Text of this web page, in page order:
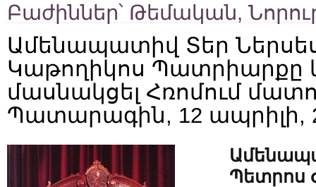
Բաժիններ՝ Թեմական,
Ամենապատիվ Տեր
Կաթողիկոս Պատրիարքը
մասնակցել Հռոմում
Պատարագին, 12 ապրիլի,
Պետրոս